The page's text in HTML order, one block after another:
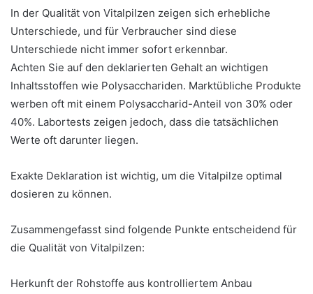
In der Qualität von Vitalpilzen zeigen sich erhebliche
Unterschiede, und für Verbraucher sind diese
Unterschiede nicht immer sofort erkennbar.
Achten Sie auf den deklarierten Gehalt an wichtigen
Inhaltsstoffen wie Polysacchariden. Marktübliche Produkte
werben oft mit einem Polysaccharid-Anteil von 30% oder
40%. Labortests zeigen jedoch, dass die tatsächlichen
Werte oft darunter liegen.
Exakte Deklaration ist wichtig, um die Vitalpilze optimal
dosieren zu können.
Zusammengefasst sind folgende Punkte entscheidend für
die Qualität von Vitalpilzen:
Herkunft der Rohstoffe aus kontrolliertem Anbau